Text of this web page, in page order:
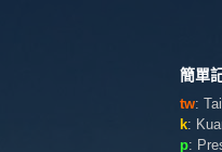
簡單
tw:
k:
p: